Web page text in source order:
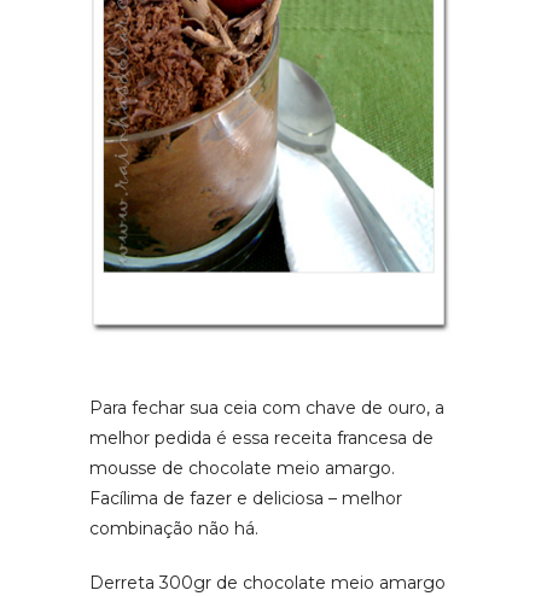
Para fechar sua ceia com chave de ouro, a
melhor pedida é essa receita francesa de
mousse de chocolate meio amargo.
Facílima de fazer e deliciosa – melhor
combinação não há.
Derreta 300gr de chocolate meio amargo